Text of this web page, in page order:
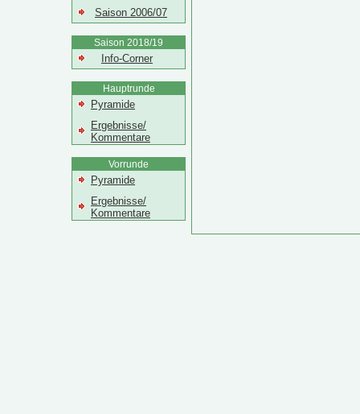
Saison 2006/07
Saison 2018/19
Info-Corner
Hauptrunde
Pyramide
Ergebnisse/
Kommentare
Vorrunde
Pyramide
Ergebnisse/
Kommentare